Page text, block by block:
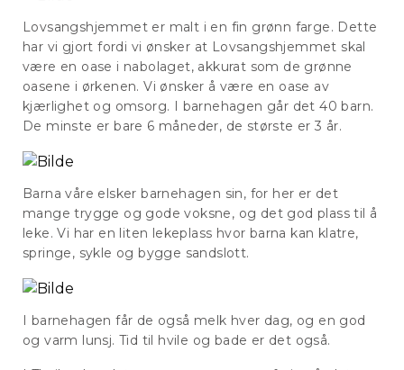
Lovsangshjemmet er malt i en fin grønn farge. Dette
har vi gjort fordi vi ønsker at Lovsangshjemmet skal
være en oase i nabolaget, akkurat som de grønne
oasene i ørkenen. Vi ønsker å være en oase av
kjærlighet og omsorg. I barnehagen går det 40 barn.
De minste er bare 6 måneder, de største er 3 år.
Barna våre elsker barnehagen sin, for her er det
mange trygge og gode voksne, og det god plass til å
leke. Vi har en liten lekeplass hvor barna kan klatre,
springe, sykle og bygge sandslott.
I barnehagen får de også melk hver dag, og en god
og varm lunsj. Tid til hvile og bade er det også.